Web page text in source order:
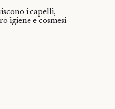
i capelli,
igiene e cosmesi